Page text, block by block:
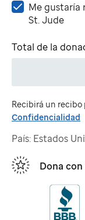
Me
gustaría
correos
electrónicos
St.
Me gustaría
St. Jude
Total de la
Recibirá un
Confidencialidad
País: Estados
Dona